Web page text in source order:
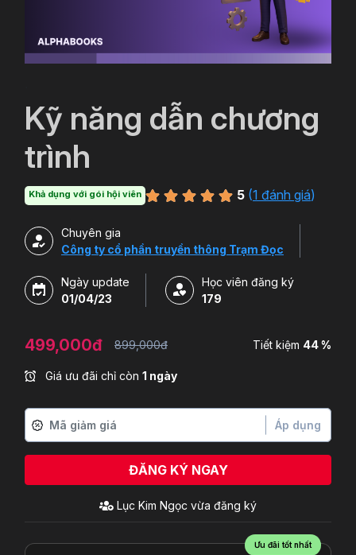
Kỹ năng dẫn chương
trình
Khả dụng với gói hội viên 5 (1 đánh giá)
Chuyên gia
Công ty cổ phần truyền thông Trạm Đọc
Ngày update
01/04/23
Học viên đăng ký
179
499,000đ 899,000đ Tiết kiệm 44 %
Giá ưu đãi chỉ còn 1 ngày
Áp dụng
ĐĂNG KÝ NGAY
Lục Kim Ngọc vừa đăng ký
Ưu đãi tốt nhất